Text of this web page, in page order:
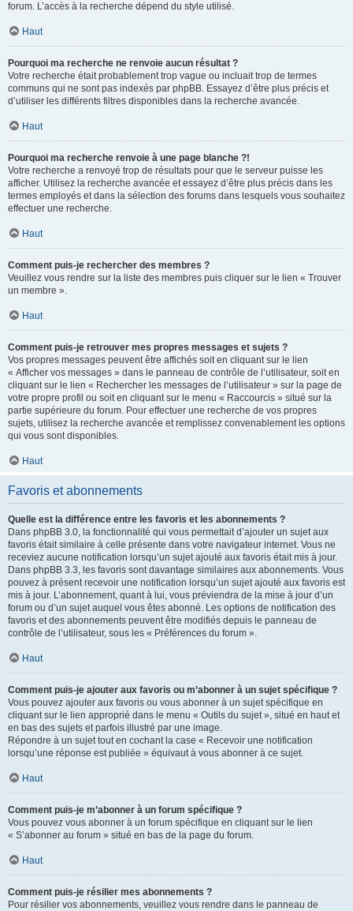
forum. L’accès à la recherche dépend du style utilisé.
Haut
Pourquoi ma recherche ne renvoie aucun résultat ?
Votre recherche était probablement trop vague ou incluait trop de termes
communs qui ne sont pas indexés par phpBB. Essayez d’être plus précis et
d’utiliser les différents filtres disponibles dans la recherche avancée.
Haut
Pourquoi ma recherche renvoie à une page blanche ?!
Votre recherche a renvoyé trop de résultats pour que le serveur puisse les
afficher. Utilisez la recherche avancée et essayez d’être plus précis dans les
termes employés et dans la sélection des forums dans lesquels vous souhaitez
effectuer une recherche.
Haut
Comment puis-je rechercher des membres ?
Veuillez vous rendre sur la liste des membres puis cliquer sur le lien « Trouver
un membre ».
Haut
Comment puis-je retrouver mes propres messages et sujets ?
Vos propres messages peuvent être affichés soit en cliquant sur le lien
« Afficher vos messages » dans le panneau de contrôle de l’utilisateur, soit en
cliquant sur le lien « Rechercher les messages de l’utilisateur » sur la page de
votre propre profil ou soit en cliquant sur le menu « Raccourcis » situé sur la
partie supérieure du forum. Pour effectuer une recherche de vos propres
sujets, utilisez la recherche avancée et remplissez convenablement les options
qui vous sont disponibles.
Haut
Favoris et abonnements
Quelle est la différence entre les favoris et les abonnements ?
Dans phpBB 3.0, la fonctionnalité qui vous permettait d’ajouter un sujet aux
favoris était similaire à celle présente dans votre navigateur internet. Vous ne
receviez aucune notification lorsqu’un sujet ajouté aux favoris était mis à jour.
Dans phpBB 3.3, les favoris sont davantage similaires aux abonnements. Vous
pouvez à présent recevoir une notification lorsqu’un sujet ajouté aux favoris est
mis à jour. L’abonnement, quant à lui, vous préviendra de la mise à jour d’un
forum ou d’un sujet auquel vous êtes abonné. Les options de notification des
favoris et des abonnements peuvent être modifiés depuis le panneau de
contrôle de l’utilisateur, sous les « Préférences du forum ».
Haut
Comment puis-je ajouter aux favoris ou m’abonner à un sujet spécifique ?
Vous pouvez ajouter aux favoris ou vous abonner à un sujet spécifique en
cliquant sur le lien approprié dans le menu « Outils du sujet », situé en haut et
en bas des sujets et parfois illustré par une image.
Répondre à un sujet tout en cochant la case « Recevoir une notification
lorsqu’une réponse est publiée » équivaut à vous abonner à ce sujet.
Haut
Comment puis-je m’abonner à un forum spécifique ?
Vous pouvez vous abonner à un forum spécifique en cliquant sur le lien
« S’abonner au forum » situé en bas de la page du forum.
Haut
Comment puis-je résilier mes abonnements ?
Pour résilier vos abonnements, veuillez vous rendre dans le panneau de